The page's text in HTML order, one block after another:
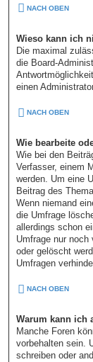
NACH OBEN
Wieso kann ich
Die maximal
die Board-
einen
NACH OBEN
Wie bearbeite
Wie bei den
Verfasser, einem
werden. Um eine
Beitrag des
Wenn niemand
die Umfrage
allerdings schon
Umfrage nur noch
oder gelöscht
Umfragen
NACH OBEN
Warum kann ich
Manche Foren
vorbehalten sein.
schreiben oder